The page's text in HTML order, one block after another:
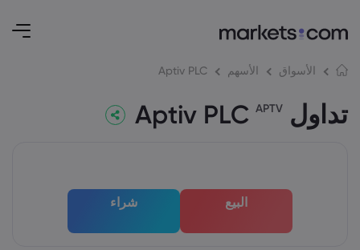
الأسواق الأسهم Aptiv PLC
تداول Aptiv PLC APTV
البيع شراء